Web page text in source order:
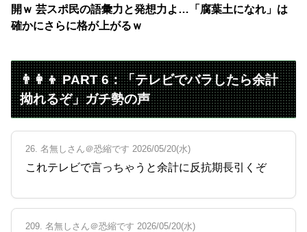
開ｗ 芸スポ民の語彙力と発想力よ…「腐葉土になれ」は
確かにさらに格が上がるｗ
👨‍👩‍👦 PART 6：「テレビでバラしたら余計
拗れるぞ」ガチ勢の声
26. 名無しさん＠恐縮です 2026/05/20(水)
これテレビで言っちゃうと余計に反抗期長引くぞ
209. 名無しさん＠恐縮です 2026/05/20(水)